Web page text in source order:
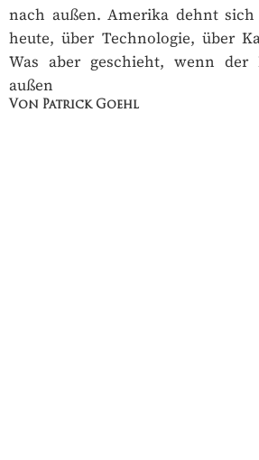
nach außen. Amerika dehnt
heute, über Technologie, über
Was aber geschieht, wenn
außen
Von Patrick Goehl